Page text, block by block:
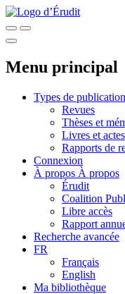
Menu principal
Types de
Revues
Thèses et
Livres et actes
Rapports de
Connexion
À propos À propos
Érudit
Coalition
Libre accès
Rapport
Recherche avancée
FR
Français
English
Ma bibliothèque